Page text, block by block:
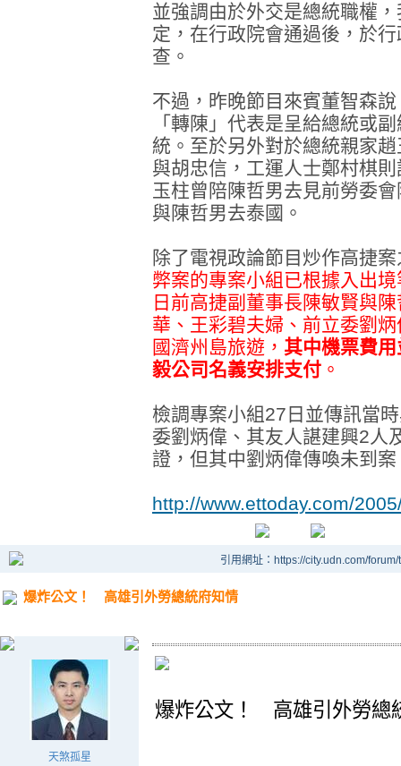
並強調由於外交是總統職權
定，在行政院會通過後，於
查。
不過，昨晚節目來賓董智森
「轉陳」代表是呈給總統或
統。至於另外對於總統親家
與胡忠信，工運人士鄭村棋
玉柱曾陪陳哲男去見前勞委
與陳哲男去泰國。
除了電視政論節目炒作高捷
弊案的專案小組已根據入出
日前高捷副董事長陳敏賢與
華、王彩碧夫婦、前立委劉
國濟州島旅遊， 其中機票費
毅公司名義安排支付 。
檢調專案小組27日並傳訊當
委劉炳偉、其友人諶建興2人
證，但其中劉炳偉傳喚未到案
http://www.ettoday.com/
引用網址：https://city.udn.com/
爆炸公文！ 高雄引外勞總統府知情
天煞孤星
爆炸公文！ 高雄引外勞總